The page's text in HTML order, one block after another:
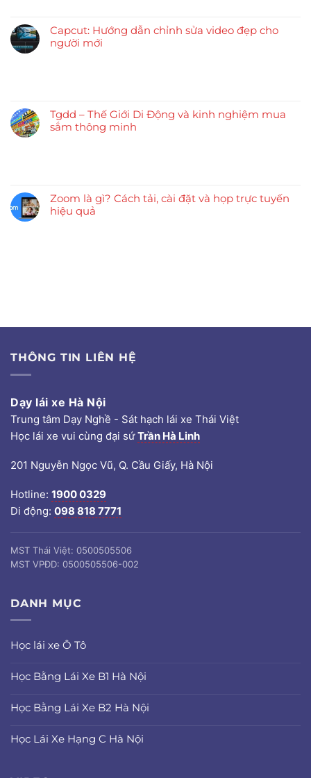
Capcut: Hướng dẫn chỉnh sửa video đẹp cho
người mới
Tgdd – Thế Giới Di Động và kinh nghiệm mua
sắm thông minh
Zoom là gì? Cách tải, cài đặt và họp trực tuyến
hiệu quả
THÔNG TIN LIÊN HỆ
Dạy lái xe Hà Nội
Trung tâm Dạy Nghề - Sát hạch lái xe Thái Việt
Học lái xe vui cùng đại sứTrần Hà Linh
201 Nguyễn Ngọc Vũ, Q. Cầu Giấy, Hà Nội
Hotline: 1900 0329
Di động: 098 818 7771
MST Thái Việt: 0500505506
MST VPĐD: 0500505506-002
DANH MỤC
Học lái xe Ô Tô
Học Bằng Lái Xe B1 Hà Nội
Học Bằng Lái Xe B2 Hà Nội
Học Lái Xe Hạng C Hà Nội